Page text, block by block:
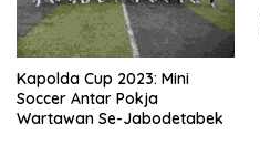
Kapolda Cup 2023: Mini
Soccer Antar Pokja
Wartawan Se-Jabodetabek